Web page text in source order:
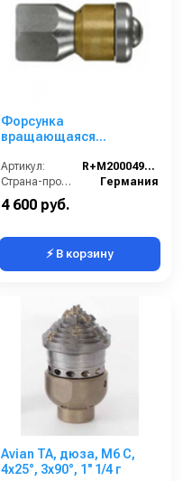
Форсунка
вращающаяся
(вход 3/8внут, 3
отверстия, размер 040)
Артикул:
R+M200049860
Страна-производитель:
Германия
4 600 руб.
⚡ В корзину
Avian TA, дюза, M6 C,
4x25°, 3x90°, 1'' 1/4 г